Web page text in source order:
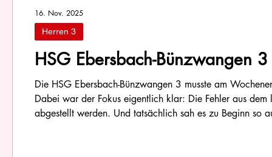
HSG Ebersbach-Bünzwangen
3
Die HSG Ebersbach-Bünzwangen 3 musste am
Dabei war der Fokus eigentlich klar: Die Fehler aus
abgestellt werden. Und tatsächlich sah es zu Beginn so
Herren 3
16. Nov. 2025